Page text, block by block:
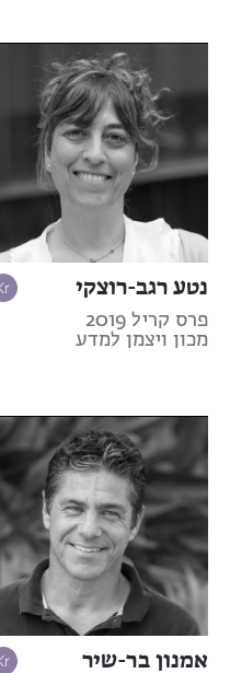
נטע רגב-רוצקי
פרס קריל 2019
מכון ויצמן למדע
אמנון בר-שיר